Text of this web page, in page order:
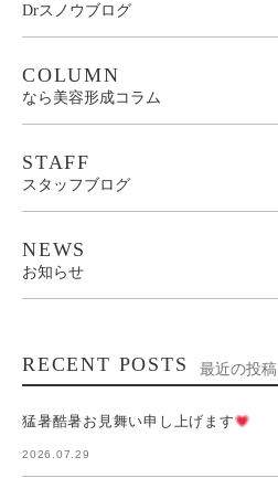
Drスノウブログ
COLUMN
なら美容形成コラム
STAFF
スタッフブログ
NEWS
お知らせ
RECENT POSTS 最近の投稿
猛暑酷暑お見舞い申し上げます
2026.07.29